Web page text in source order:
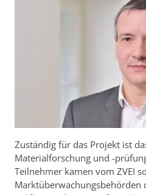
Zuständig für das Projekt ist
Materialforschung und -
Teilnehmer kamen vom ZVEI
Marktüberwachungsbehörden